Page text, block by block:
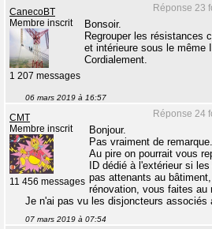
Réponse 23
CanecoBT
Membre inscrit
1 207 messages
Bonsoir.
Regrouper les résistances
et intérieure sous le même
Cordialement.
06 mars 2019 à 16:57
Réponse 24
CMT
Membre inscrit
11 456 messages
Bonjour.
Pas vraiment de remarque.
Au pire on pourrait vous
ID dédié à l'extérieur si
pas attenants au
rénovation, vous faites au
Je n'ai pas vu les disjoncteurs associés
07 mars 2019 à 07:54